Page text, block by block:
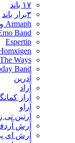
۱۷ باند
۳برار باند
Armaph و Afgar
Band
Espertip
The Ways
Band
آدرین
آراد
آراز
آراو
آرتین تی
آرش
آرش ای